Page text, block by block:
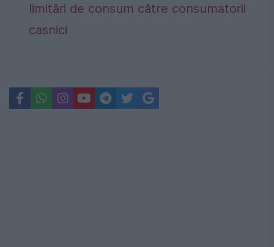
limitări de consum către consumatorii
casnici